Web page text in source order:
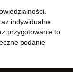
indywidualne
przygotowanie to
podanie